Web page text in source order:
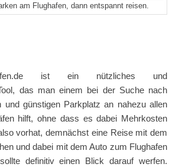
am Flughafen, dann entspannt reisen.
ist ein nützliches und
das man einem bei der Suche nach
und günstigen Parkplatz an nahezu allen
hilft, ohne dass es dabei Mehrkosten
vorhat, demnächst eine Reise mit dem
und dabei mit dem Auto zum Flughafen
definitiv einen Blick darauf werfen.